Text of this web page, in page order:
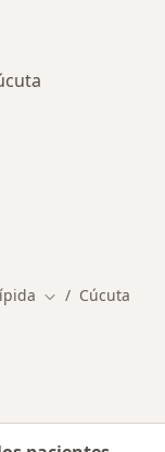
Cambiar de
Cúcuta